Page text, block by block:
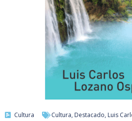
Cultura Cultura, Destacado, Luis